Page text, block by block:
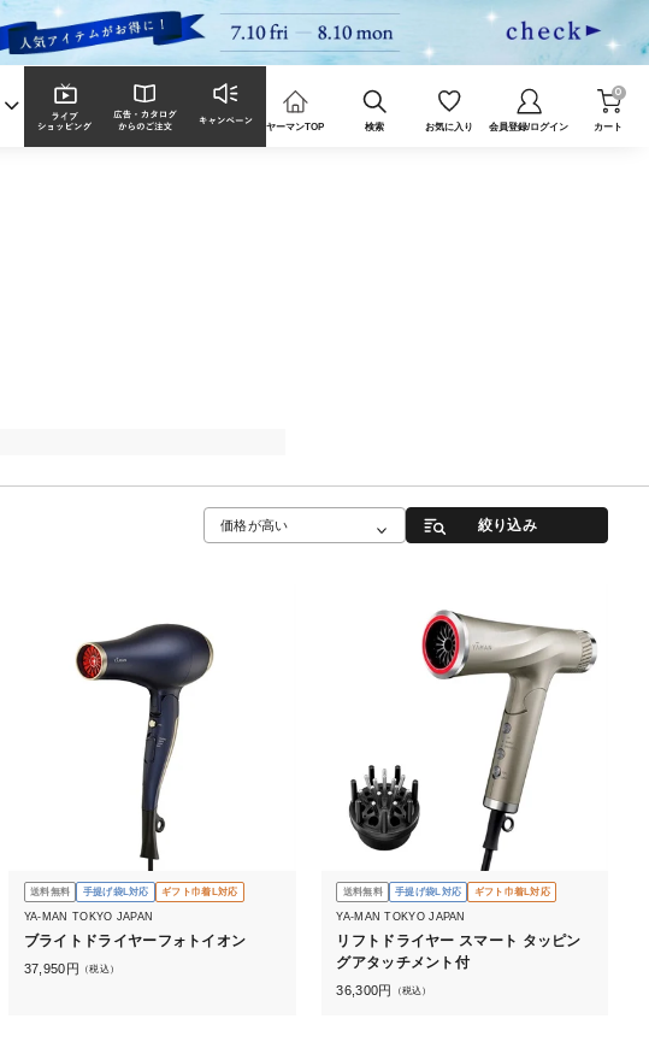
ヤーマンTOP 検索 お気に入り 会員登録/ログイン カート
0
価格が高い 絞り込み
送料無料 手提げ袋L対応 ギフト巾着L対応
YA-MAN TOKYO JAPAN
ブライトドライヤーフォトイオン
37,950円 （税込）
送料無料 手提げ袋L対応 ギフト巾着L対応
YA-MAN TOKYO JAPAN
リフトドライヤー スマート タッピン
グアタッチメント付
36,300円 （税込）